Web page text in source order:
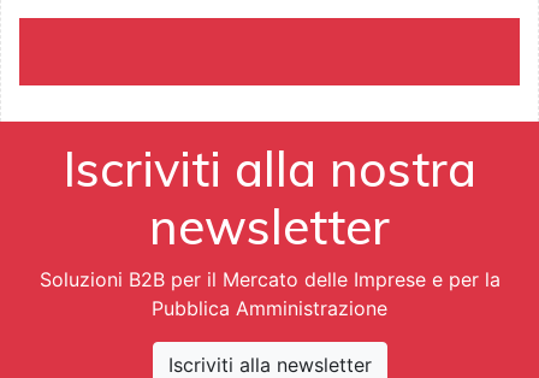
Iscriviti alla nostra
newsletter
Soluzioni B2B per il Mercato delle Imprese e per la
Pubblica Amministrazione
Iscriviti alla newsletter